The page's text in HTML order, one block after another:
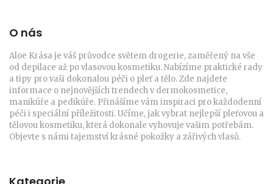
O nás
Aloe Krása je váš průvodce světem drogerie, zaměřený na vše
od depilace až po vlasovou kosmetiku. Nabízíme praktické rady
a tipy pro vaši dokonalou péči o pleť a tělo. Zde najdete
informace o nejnovějších trendech v dermokosmetice,
manikúře a pedikúře. Přinášíme vám inspiraci pro každodenní
péči i speciální příležitosti. Učíme, jak vybrat nejlepší pleťovou a
tělovou kosmetiku, která dokonale vyhovuje vašim potřebám.
Objevte s námi tajemství krásné pokožky a zářivých vlasů.